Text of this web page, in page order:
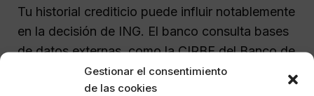
Gestionar el consentimiento
de las cookies
Tu historial crediticio puede influir notablemente
en la decisión de ING. El banco consulta bases
de datos externas, como la CIRBE del Banco de
España, para evaluar tu comportamiento
pasado con productos financieros. Si has